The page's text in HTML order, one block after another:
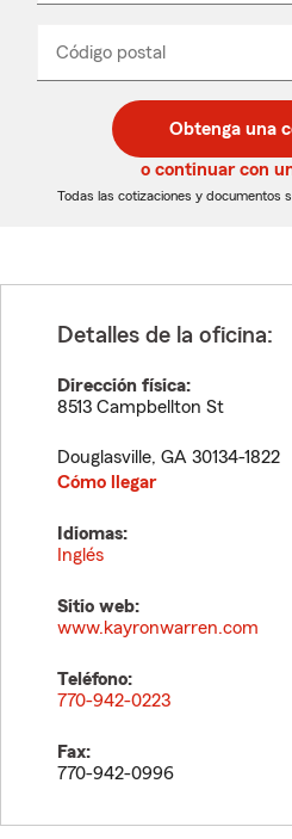
desplegable
Código postal
de
5
dígitos
de
5
dígitos
_____
Obtenga una
o continuar con
Todas las cotizaciones y documentos
Detalles de la oficina:
Dirección física:
8513 Campbellton St
Douglasville, GA 30134-1822
Cómo llegar
Idiomas:
Inglés
Sitio web:
www.kayronwarren.com
Teléfono:
770-942-0223
Fax:
770-942-0996